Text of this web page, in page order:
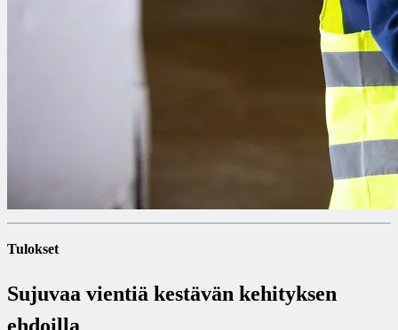
Tulokset
Sujuvaa vientiä kestävän kehityksen